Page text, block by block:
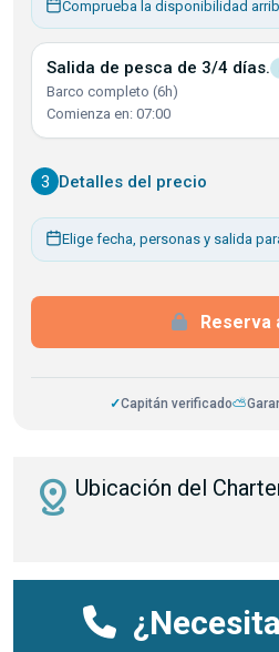
Comprueba la disponibilidad
Salida de pesca de 3/4 días.
Barco completo (6h)
Comienza en: 07:00
3 Detalles del precio
Elige fecha, personas y salida
Reserva
✓Capitán verificado⛅
distance Ubicación del